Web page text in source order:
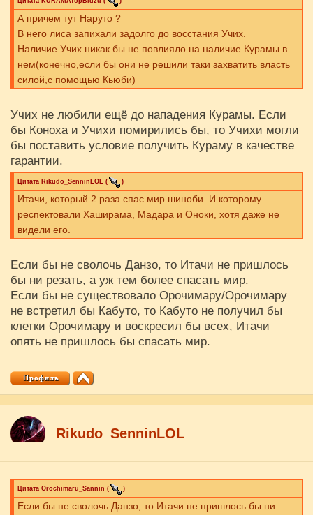
А причем тут Наруто ?
В него лиса запихали задолго до восстания Учих.
Наличие Учих никак бы не повлияло на наличие Курамы в
нем(конечно,если бы они не решили таки захватить власть
силой,с помощью Кьюби)
Учих не любили ещё до нападения Курамы. Если
бы Коноха и Учихи помирились бы, то Учихи могли
бы поставить условие получить Кураму в качестве
гарантии.
Цитата Rikudo_SenninLOL ( )
Итачи, который 2 раза спас мир шиноби. И которому
респектовали Хаширама, Мадара и Оноки, хотя даже не
видели его.
Если бы не сволочь Данзо, то Итачи не пришлось
бы ни резать, а уж тем более спасать мир.
Если бы не существовало Орочимару/Орочимару
не встретил бы Кабуто, то Кабуто не получил бы
клетки Орочимару и воскресил бы всех, Итачи
опять не пришлось бы спасать мир.
Rikudo_SenninLOL
Цитата Orochimaru_Sannin ( )
Если бы не сволочь Данзо, то Итачи не пришлось бы ни